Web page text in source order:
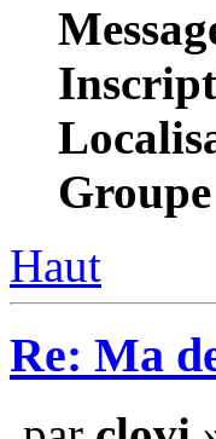
Haut
Re: Ma